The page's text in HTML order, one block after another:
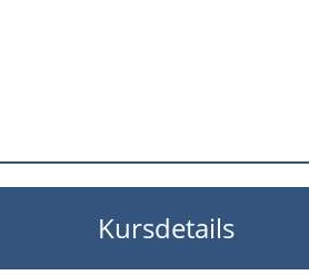
Kursdetails